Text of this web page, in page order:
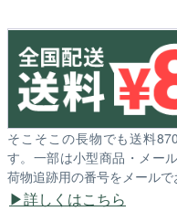
そこそこの長物でも送料
す。一部は小型商品・メー
荷物追跡用の番号をメールで
詳しくはこちら